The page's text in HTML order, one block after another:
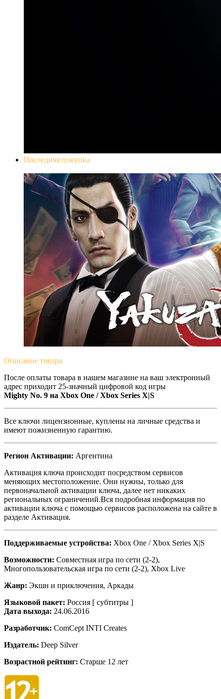
Последняя покупка
Описание товара
После оплаты товара в нашем магазине на ваш электронный
адрес приходит 25-значный цифровой код игры
Mighty No. 9 на Xbox One / Xbox Series X|S
Все ключи лицензионные, куплены на личные средства и
имеют пожизненную гарантию.
Регион Активации: Аргентина
Активация ключа происходит посредством сервисов
меняющих местоположение. Они нужны, только для
первоначальной активации ключа, далее нет никаких
региональных ограничений.Вся подробная информация по
активации ключа с помощью сервисов расположена на сайте в
разделе Активация.
Поддерживаемые устройства: Xbox One / Xbox Series X|S
Возможности: Совместная игра по сети (2-2),
Многопользовательская игра по сети (2-2), Xbox Live
Жанр: Экшн и приключения, Аркады
Языковой пакет: Россия [ субтитры ]
Дата выхода: 24.06.2016
Разработчик: ComCept INTI Creates
Издатель: Deep Silver
Возрастной рейтинг: Старше 12 лет